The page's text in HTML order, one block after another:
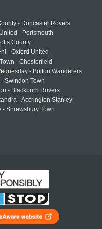
- Doncaster Rovers
- Portsmouth
County
- Oxford United
- Chesterfield
- Bolton Wanderers
Swindon Town
- Blackburn Rovers
- Accrington Stanley
- Shrewsbury Town